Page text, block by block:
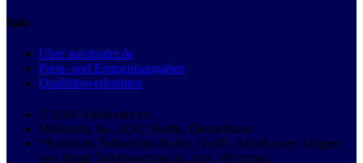
Info
Über autobutler.de
Preis- und Ersparnisangaben
Qualitätswerkstätten
© 2026 Autobutler.de
Mühlenstr. 8a, 14167 Berlin, Deutschland
*Nationale Teilnehmer-Rufnr. (VoIP), Anrufkosten hängen
von Ihrem Telefonvertrag ab, max. 49 ct/min.